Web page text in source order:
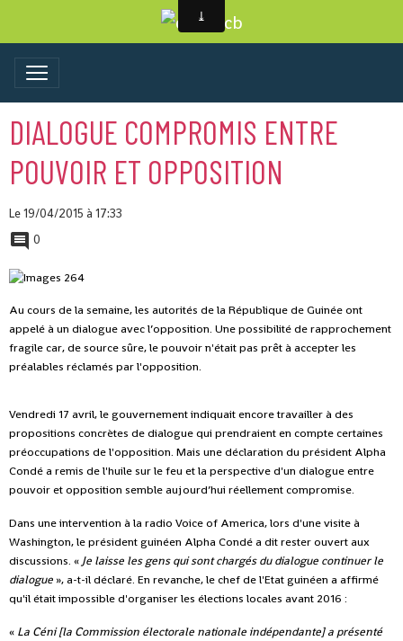
DIALOGUE COMPROMIS ENTRE
POUVOIR ET OPPOSITION
Le 19/04/2015 à 17:33
0
Au cours de la semaine, les autorités de la République de Guinée ont
appelé à un dialogue avec l’opposition. Une possibilité de rapprochement
fragile car, de source sûre, le pouvoir n'était pas prêt à accepter les
préalables réclamés par l'opposition.
Vendredi 17 avril, le gouvernement indiquait encore travailler à des
propositions concrètes de dialogue qui prendraient en compte certaines
préoccupations de l'opposition. Mais une déclaration du président Alpha
Condé a remis de l'huile sur le feu et la perspective d'un dialogue entre
pouvoir et opposition semble aujourd’hui réellement compromise.
Dans une intervention à la radio Voice of America, lors d'une visite à
Washington, le président guinéen Alpha Condé a dit rester ouvert aux
discussions. « Je laisse les gens qui sont chargés du dialogue continuer le
dialogue », a-t-il déclaré. En revanche, le chef de l'Etat guinéen a affirmé
qu'il était impossible d'organiser les élections locales avant 2016 :
« La Céni [la Commission électorale nationale indépendante] a présenté